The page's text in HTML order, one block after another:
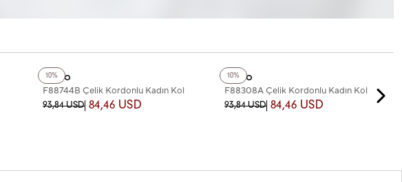
10%
+3Renk
Ferro
F88744B Çelik Kordonlu Kadın Kol
Saati
93,84 USD 84,46 USD
10%
+2Renk
Ferro
F88308A Çelik Kordonlu Kadın Kol
Saati
93,84 USD 84,46 USD